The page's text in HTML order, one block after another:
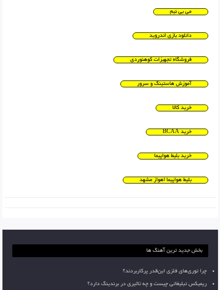
می بی نیم
دانلود بازی اندروید
فروشگاه تجهیزات کوهنوردی
آموزش هاستینگ و سرور
خرید کالا
خرید BCAA
خرید بلیط هواپیما
بلیط هواپیما اهواز مشهد
بخش جدید ترین آهنگ ها
چرا توری‌های فلزی این‌قدر پرکاربردند؟
ریمیکس تبلیغاتی چیست و چه تاثیری در برندینگ دارد؟